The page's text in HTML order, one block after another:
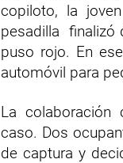
copiloto, la
pesadilla finalizó
puso rojo. En
automóvil para
La colaboración
caso. Dos
de captura y